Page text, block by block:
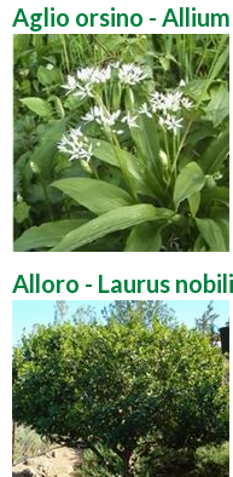
Aglio orsino -
Alloro - Laurus